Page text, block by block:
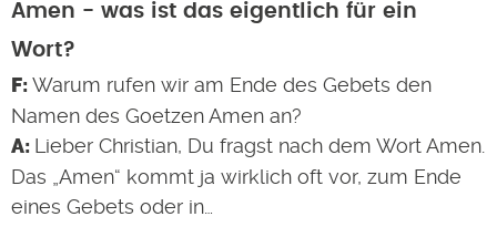
Amen - was ist das eigentlich für ein
Wort?
Warum rufen wir am Ende des Gebets den
Namen des Goetzen Amen an?
Lieber Christian, Du fragst nach dem Wort Amen.
Das „Amen“ kommt ja wirklich oft vor, zum Ende
eines Gebets oder in…